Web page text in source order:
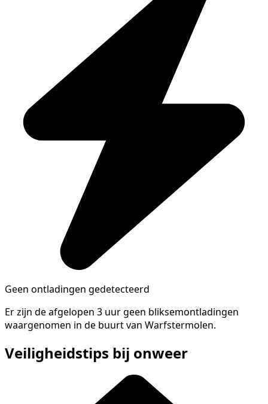
Geen ontladingen gedetecteerd
Er zijn de afgelopen 3 uur geen bliksemontladingen
waargenomen in de buurt van Warfstermolen.
Veiligheidstips bij onweer